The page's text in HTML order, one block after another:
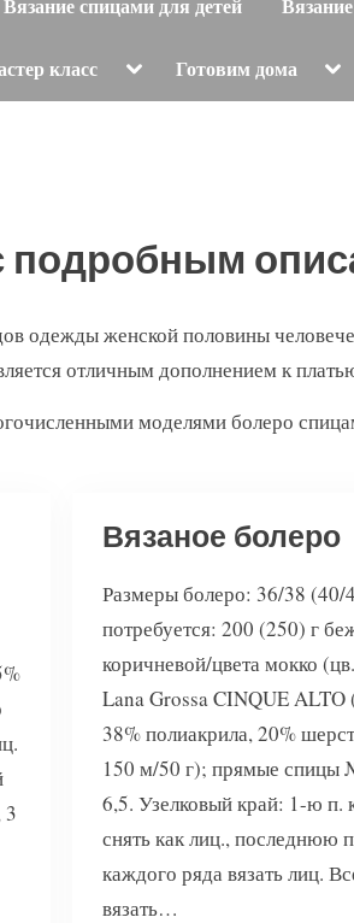
Вязание спицами для детей
класс Toggle
menu
Готовим дома
подробным
одежды женской половины
отличным дополнением к
моделями болеро
3
Вязаное болеро
Размеры болеро: 36/38
потребуется: 200 (250) г
коричневой/цвета мокко
Lana Grossa CINQUE
38% полиакрила, 20%
150 м/50 г); прямые
6,5. Узелковый край: 1-ю п.
снять как лиц., последнюю
каждого ряда вязать лиц.
вязать…